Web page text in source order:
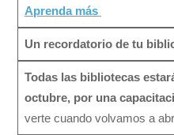
Aprenda más
Un recordatorio de tu
Todas las bibliotecas
octubre, por una
verte cuando volvamos a